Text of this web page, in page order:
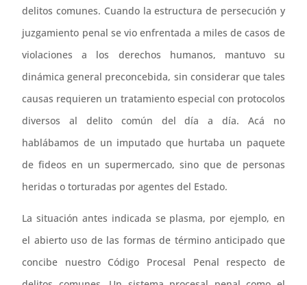
delitos comunes. Cuando la estructura de persecución y
juzgamiento penal se vio enfrentada a miles de casos de
violaciones a los derechos humanos, mantuvo su
dinámica general preconcebida, sin considerar que tales
causas requieren un tratamiento especial con protocolos
diversos al delito común del día a día. Acá no
hablábamos de un imputado que hurtaba un paquete
de fideos en un supermercado, sino que de personas
heridas o torturadas por agentes del Estado.
La situación antes indicada se plasma, por ejemplo, en
el abierto uso de las formas de término anticipado que
concibe nuestro Código Procesal Penal respecto de